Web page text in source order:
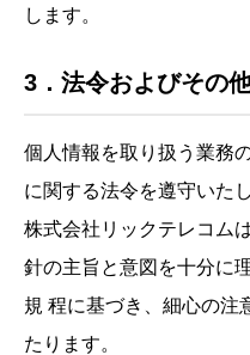
します。
3．法令およびその
個人情報を取り扱う業務
に関する法令を遵守いたし
株式会社リックテレコム
針の主旨と意図を十分に
規 程に基づき、細心の注
たります。